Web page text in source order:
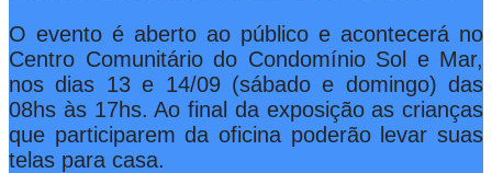
O evento é aberto ao público e acontecerá no
Centro Comunitário do Condomínio Sol e Mar,
nos dias 13 e 14/09 (sábado e domingo) das
08hs às 17hs. Ao final da exposição as crianças
que participarem da oficina poderão levar suas
telas para casa.